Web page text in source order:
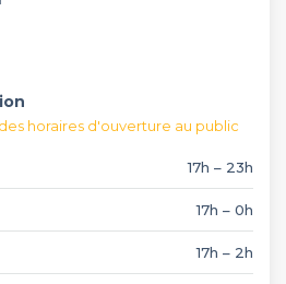
réduite.
horaires d'ouverture au public
17h – 23h
17h – 0h
17h – 2h